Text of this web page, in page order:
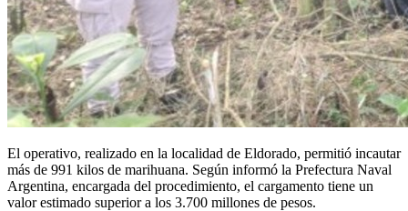
El operativo, realizado en la localidad de Eldorado, permitió incautar
más de 991 kilos de marihuana. Según informó la Prefectura Naval
Argentina, encargada del procedimiento, el cargamento tiene un
valor estimado superior a los 3.700 millones de pesos.